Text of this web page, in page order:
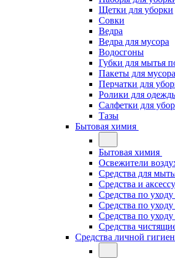
Щетки для уборки
Совки
Ведра
Ведра для мусора
Водосгоны
Губки для мытья
Пакеты для мусора
Перчатки для
Ролики для
Салфетки для
Тазы
Бытовая химия
Бытовая химия
Освежители
Средства для
Средства и
Средства по уходу
Средства по
Средства по
Средства
Средства личной